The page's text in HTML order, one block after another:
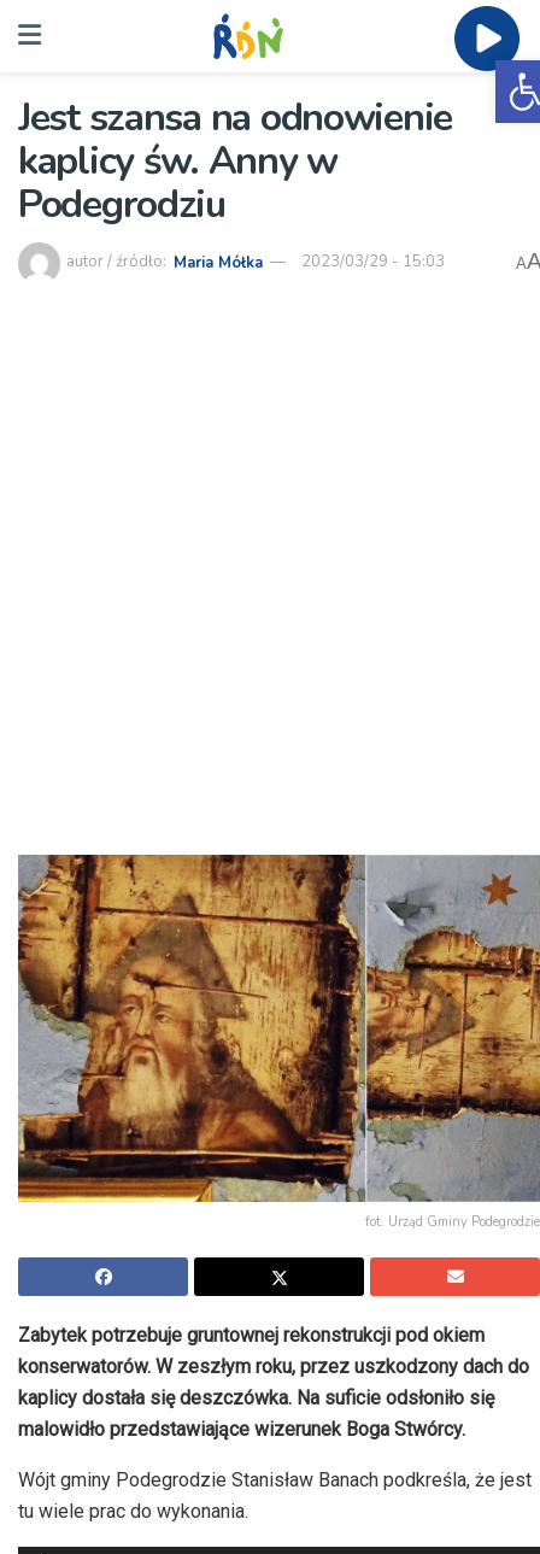
Jest szansa na odnowienie
kaplicy św. Anny w
Podegrodziu
autor / źródło: Maria Mółka 2023/03/29 - 15:03 A
fot. Urząd Gminy Podegrodzie
Zabytek potrzebuje gruntownej rekonstrukcji pod okiem
konserwatorów. W zeszłym roku, przez uszkodzony dach do
kaplicy dostała się deszczówka. Na suficie odsłoniło się
malowidło przedstawiające wizerunek Boga Stwórcy.
Wójt gminy Podegrodzie Stanisław Banach podkreśla, że jest
tu wiele prac do wykonania.